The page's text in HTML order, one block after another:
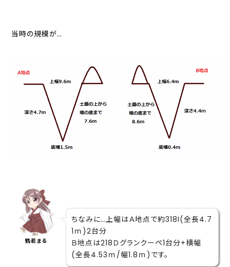
当時の規模が…
鶴若まる
ちなみに…上幅はＡ地点で約318I(全長4.7
1ｍ)2台分
Ｂ地点は218Ｄグランクーペ1台分+横幅
(全長4.53ｍ/幅1.8ｍ)です。